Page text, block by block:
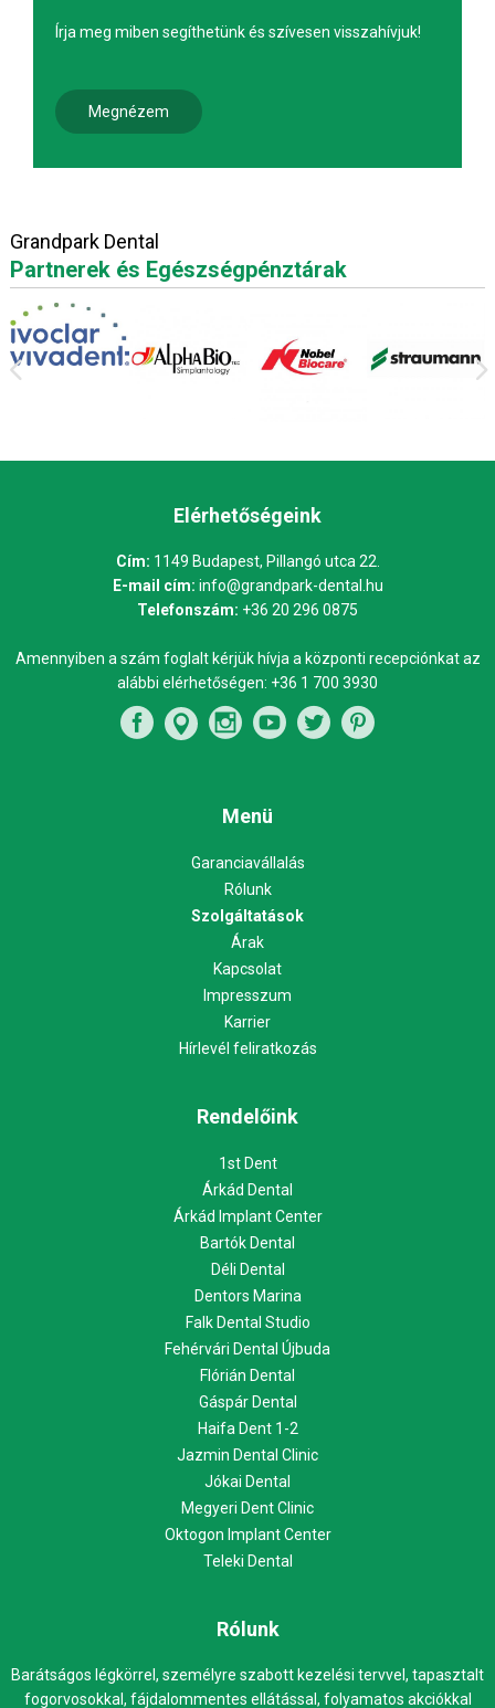
Írja meg miben segíthetünk és szívesen visszahívjuk!
Megnézem
Grandpark Dental
Partnerek és Egészségpénztárak
Elérhetőségeink
Cím: 1149 Budapest, Pillangó utca 22.
E-mail cím: info@grandpark-dental.hu
Telefonszám: +36 20 296 0875
Amennyiben a szám foglalt kérjük hívja a központi recepciónkat az
alábbi elérhetőségen: +36 1 700 3930
Menü
Garanciavállalás
Rólunk
Szolgáltatások
Árak
Kapcsolat
Impresszum
Karrier
Hírlevél feliratkozás
Rendelőink
1st Dent
Árkád Dental
Árkád Implant Center
Bartók Dental
Déli Dental
Dentors Marina
Falk Dental Studio
Fehérvári Dental Újbuda
Flórián Dental
Gáspár Dental
Haifa Dent 1-2
Jazmin Dental Clinic
Jókai Dental
Megyeri Dent Clinic
Oktogon Implant Center
Teleki Dental
Rólunk
Barátságos légkörrel, személyre szabott kezelési tervvel, tapasztalt
fogorvosokkal, fájdalommentes ellátással, folyamatos akciókkal